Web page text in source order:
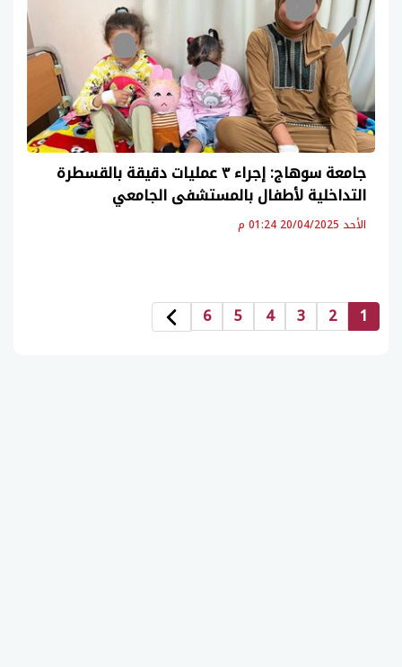
جامعة سوهاج: إجراء ٣ عمليات دقيقة بالقسطرة
التداخلية لأطفال بالمستشفى الجامعي
الأحد 20/04/2025 01:24 م
1
2
3
4
5
6